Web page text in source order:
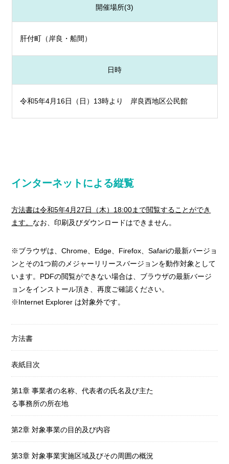
開催場所(3)
肝付町（岸良・船間）
日時
令和5年4月16日（日）13時より 岸良西地区公民館
インターネットによる縦覧
方法書は令和5年4月27日（木）18:00まで閲覧することができ
ます。 なお、印刷及びダウンロードはできません。
※ブラウザは、Chrome、Edge、Firefox、Safariの最新バージョ
ンとその1つ前のメジャーリリースバージョンを動作対象として
います。PDFの閲覧ができない場合は、ブラウザの最新バージ
ョンをインストール頂き、再度ご確認ください。
※Internet Explorer は対象外です。
方法書
表紙目次
第1章 事業者の名称、代表者の氏名及び主た
る事務所の所在地
第2章 対象事業の目的及び内容
第3章 対象事業実施区域及びその周囲の概況